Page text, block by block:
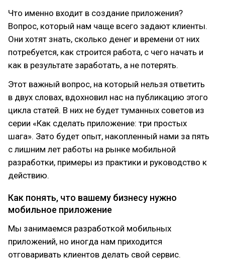
Что именно входит в создание приложения?
Вопрос, который нам чаще всего задают клиенты.
Они хотят знать, сколько денег и времени от них
потребуется, как строится работа, с чего начать и
как в результате заработать, а не потерять.
Этот важный вопрос, на который нельзя ответить
в двух словах, вдохновил нас на публикацию этого
цикла статей. В них не будет туманных советов из
серии «Как сделать приложение: три простых
шага». Зато будет опыт, накопленный нами за пять
с лишним лет работы на рынке мобильной
разработки, примеры из практики и руководство к
действию.
Как понять, что вашему бизнесу нужно
мобильное приложение
Мы занимаемся разработкой мобильных
приложений, но иногда нам приходится
отговаривать клиентов делать свой сервис.